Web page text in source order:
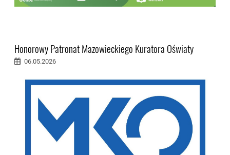
Honorowy Patronat Mazowieckiego Kuratora Oświaty
06.05.2026